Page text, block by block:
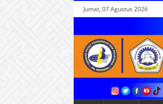
Jumat, 07 Agustus 2026